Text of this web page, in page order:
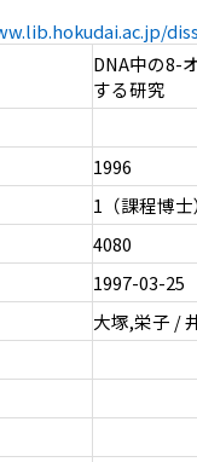
DNA中の8-
する研究
1996
1（課程博士
4080
1997-03-25
大塚,栄子 /